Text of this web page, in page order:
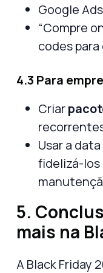
Google
“Compre
codes
4.3 Para
Criar
Usar a
fidelizá-
5.
mais na
A Black Friday